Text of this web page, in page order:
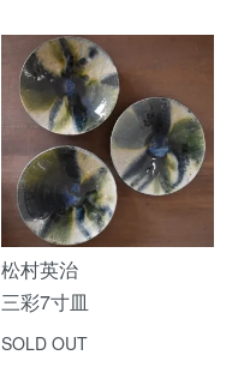
松村英治
三彩7寸皿
SOLD OUT